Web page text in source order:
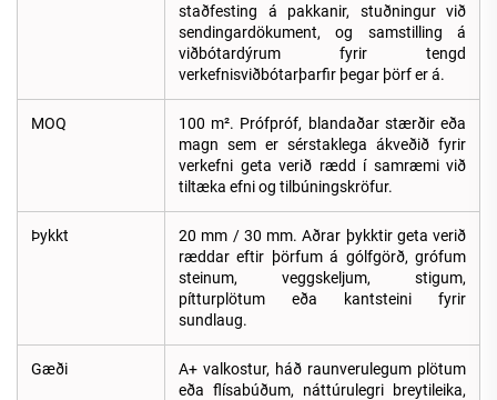
staðfesting á pakkanir, stuðningur við
sendingardökument, og samstilling á
viðbótardýrum fyrir tengd
verkefnisviðbótarþarfir þegar þörf er á.
MOQ
100 m². Prófpróf, blandaðar stærðir eða
magn sem er sérstaklega ákveðið fyrir
verkefni geta verið rædd í samræmi við
tiltæka efni og tilbúningskröfur.
Þykkt
20 mm / 30 mm. Aðrar þykktir geta verið
ræddar eftir þörfum á gólfgörð, grófum
steinum, veggskeljum, stigum,
pítturplötum eða kantsteini fyrir
sundlaug.
Gæði
A+ valkostur, háð raunverulegum plötum
eða flísabúðum, náttúrulegri breytileika,